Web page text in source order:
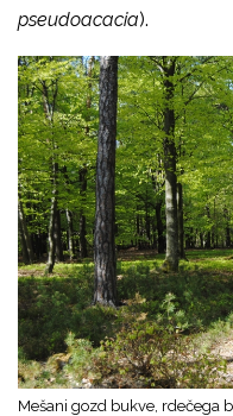
pseudoacacia).
Mešani gozd bukve, rdečega